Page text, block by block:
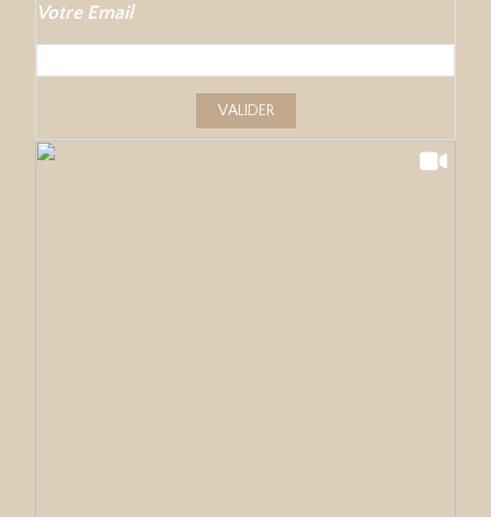
Votre Email
VALIDER